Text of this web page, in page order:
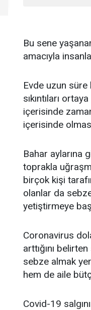
Bu sene
amacıyla
Evde uzun süre
sıkıntıları
içerisinde
içerisinde
Bahar aylarına
toprakla
birçok kişi
olanlar da
yetiştirmeye
Coronavirus
arttığını
sebze almak
hem de aile
Covid-19